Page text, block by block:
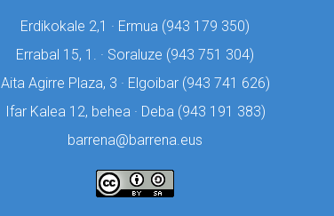
Erdikokale 2,1 · Ermua (943 179 350)
Errabal 15, 1. · Soraluze (943 751 304)
Aita Agirre Plaza, 3 · Elgoibar (943 741 626)
Ifar Kalea 12, behea · Deba (943 191 383)
barrena@barrena.eus